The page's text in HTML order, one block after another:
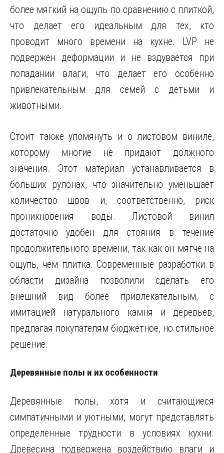
более мягкий на ощупь по сравнению с плиткой,
что делает его идеальным для тех, кто
проводит много времени на кухне. LVP не
подвержен деформации и не вздувается при
попадании влаги, что делает его особенно
привлекательным для семей с детьми и
животными.
Стоит также упомянуть и о листовом виниле,
которому многие не придают должного
значения. Этот материал устанавливается в
больших рулонах, что значительно уменьшает
количество швов и, соответственно, риск
проникновения воды. Листовой винил
достаточно удобен для стояния в течение
продолжительного времени, так как он мягче на
ощупь, чем плитка. Современные разработки в
области дизайна позволили сделать его
внешний вид более привлекательным, с
имитацией натурального камня и деревьев,
предлагая покупателям бюджетное, но стильное
решение.
Деревянные полы и их особенности
Деревянные полы, хотя и считающиеся
симпатичными и уютными, могут представлять
определенные трудности в условиях кухни.
Древесина подвержена воздействию влаги и